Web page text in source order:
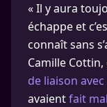
« Il y aura
échappe et
connaît sans
Camille
de liaison
avaientfait